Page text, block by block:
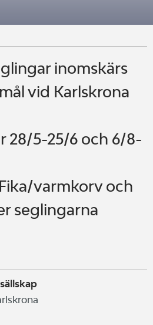
inomskärs
vid Karlskrona
28/5-25/6 och 6/8-
varmkorv och
seglingarna